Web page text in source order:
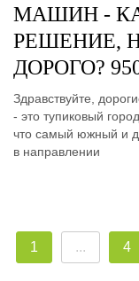
МАШИН -
РЕШЕНИЕ,
ДОРОГО?
Здравствуйте,
- это тупиковый
что самый южный и
в направлении
1 ... 4